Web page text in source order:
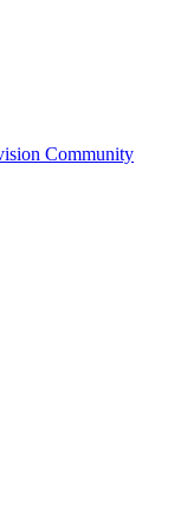
Community